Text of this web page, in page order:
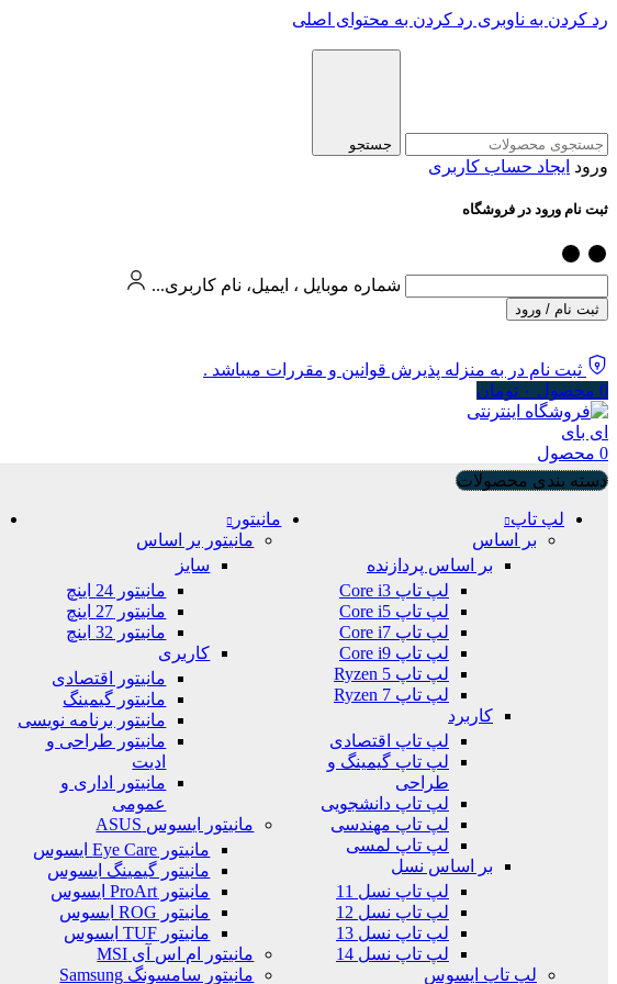
رد کردن به ناوبری رد کردن به محتوای اصلی
جستجو
ورود ایجاد حساب کاربری
ثبت نام ورود در فروشگاه
شماره موبایل ، ایمیل، نام کاربری...
ثبت نام / ورود
ثبت نام در به منزله پذیرش قوانین و مقررات میباشد .
0 محصول ۰ تومان
0 محصول
دسته بندی محصولات
لپ تاپ
بر اساس
بر اساس پردازنده
لپ تاپ Core i3
لپ تاپ Core i5
لپ تاپ Core i7
لپ تاپ Core i9
لپ تاپ Ryzen 5
لپ تاپ Ryzen 7
کاربرد
لپ تاپ اقتصادی
لپ تاپ گیمینگ و
طراحی
لپ تاپ دانشجویی
لپ تاپ مهندسی
لپ تاپ لمسی
بر اساس نسل
لپ تاپ نسل 11
لپ تاپ نسل 12
لپ تاپ نسل 13
لپ تاپ نسل 14
لپ تاپ ایسوس
مانیتور
مانیتور بر اساس
سایز
مانیتور 24 اینچ
مانیتور 27 اینچ
مانیتور 32 اینچ
کاربری
مانیتور اقتصادی
مانیتور گیمینگ
مانیتور برنامه نویسی
مانیتور طراحی و
ادیت
مانیتور اداری و
عمومی
مانیتور ایسوس ASUS
مانیتور Eye Care ایسوس
مانیتور گیمینگ ایسوس
مانیتور ProArt ایسوس
مانیتور ROG ایسوس
مانیتور TUF ایسوس
مانیتور ام اس آی MSI
مانیتور سامسونگ Samsung